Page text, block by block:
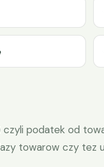
czyli podatek od
towarow czy tez